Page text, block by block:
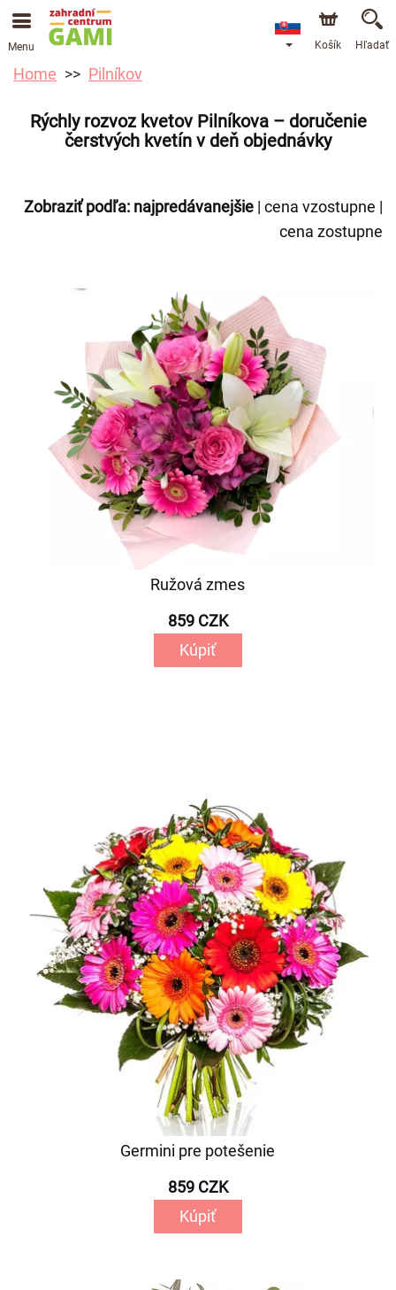
Menu Košík Hľadať
Home Pilníkov
Rýchly rozvoz kvetov Pilníkova – doručenie
čerstvých kvetín v deň objednávky
Zobraziť podľa: najpredávanejšie | cena vzostupne |
cena zostupne
Ružová zmes
859 CZK
Kúpiť
Germini pre potešenie
859 CZK
Kúpiť